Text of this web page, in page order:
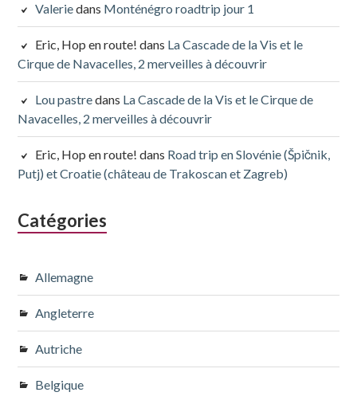
Valeriedans Monténégro roadtrip jour 1
Eric, Hop en route! dans La Cascade de la Vis et le
Cirque de Navacelles, 2 merveilles à découvrir
Lou pastredans La Cascade de la Vis et le Cirque de
Navacelles, 2 merveilles à découvrir
Eric, Hop en route! dans Road trip en Slovénie (Špičnik,
Putj) et Croatie (château de Trakoscan et Zagreb)
Catégories
Allemagne
Angleterre
Autriche
Belgique